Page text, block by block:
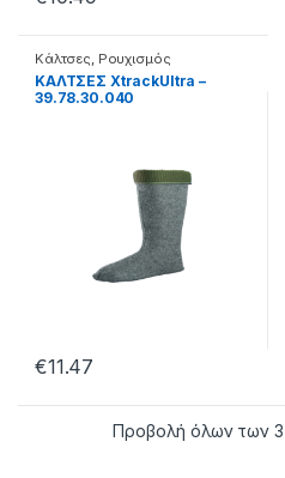
Κάλτσες, Ρουχισμός
ΚΑΛΤΣΕΣ XtrackUltra –
39.78.30.040
€11.47
Προβολή όλων των